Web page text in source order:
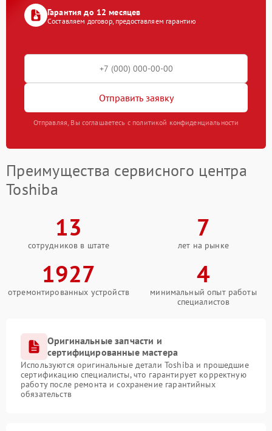
Гарантия до 12 месяцев
Составляем договор, предоставляем гарантию
Отправить заявку
Отправляя, Вы соглашаетесь с политикой конфиденциальности
Преимущества сервисного центра
Toshiba
13
сотрудников в штате
7
лет на рынке
1927
отремонтированных устройств
4
минимальный опыт работы
специалистов
Оригинальные запчасти и
сертифицированные мастера
Используются оригинальные детали Toshiba и прошедшие
сертификацию специалисты, что гарантирует корректную
работу после ремонта и сохранение гарантийных
обязательств